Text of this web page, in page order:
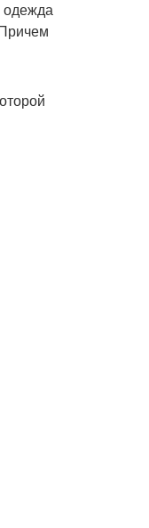
одежда